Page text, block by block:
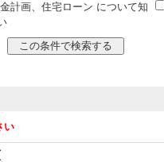
計画、住宅ローン について知
い